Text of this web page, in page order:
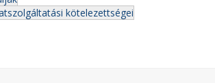
kötelezettségei